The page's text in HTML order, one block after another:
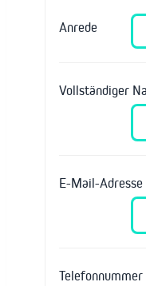
Anrede
Vollständiger
E-Mail-Adresse
Telefonnummer